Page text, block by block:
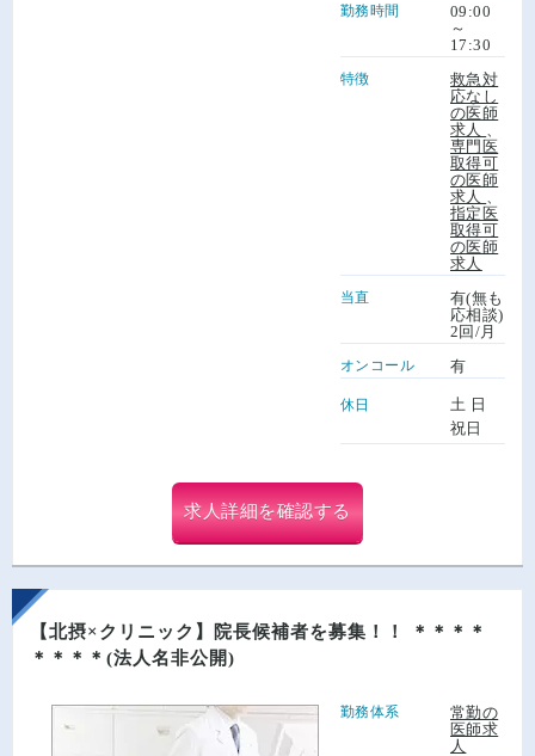
勤務時間
09:00
～
17:30
特徴
救急対
応なし
の医師
求人
専門医
取得可
の医師
求人
指定医
取得可
の医師
求人
当直
有(無も
応相談)
2回/月
オンコール 有
休日
土 日
祝日
求人詳細を確認する
【北摂×クリニック】院長候補者を募集！！ ＊＊＊＊
＊＊＊＊(法人名非公開)
勤務体系
常勤の
医師求
人